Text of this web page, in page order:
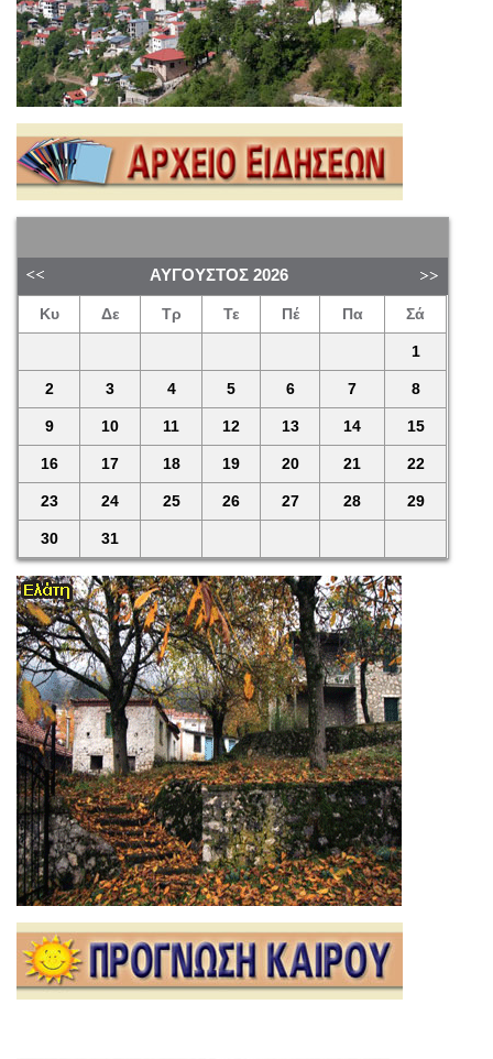
ΑΎΓΟΥΣΤΟΣ 2026
Κυ Δε Τρ Τε Πέ Πα Σά
1
2 3 4 5 6 7 8
9 10 11 12 13 14 15
16 17 18 19 20 21 22
23 24 25 26 27 28 29
30 31